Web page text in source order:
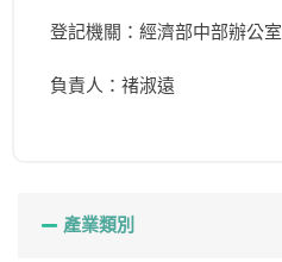
登記機關：經濟部中部辦公室
負責人：禇淑遠
產業類別